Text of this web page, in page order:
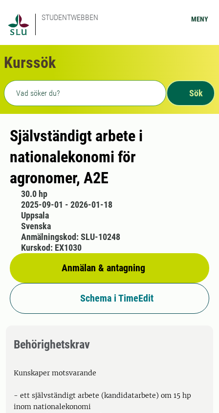
STUDENTWEBBEN MENY
Kurssök
Fritext sökning
Sök
Självständigt arbete i
nationalekonomi för
agronomer, A2E
30.0 hp
2025-09-01 - 2026-01-18
Uppsala
Svenska
Anmälan & antagning
Anmälningskod: SLU-10248
Kurskod: EX1030
Schema i TimeEdit
Behörighetskrav
Kunskaper motsvarande
- ett självständigt arbete (kandidatarbete) om 15 hp
inom nationalekonomi